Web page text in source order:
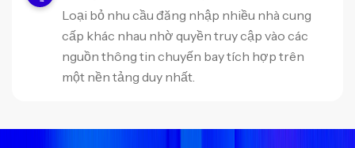
Loại bỏ nhu cầu đăng nhập nhiều nhà cung
cấp khác nhau nhờ quyền truy cập vào các
nguồn thông tin chuyến bay tích hợp trên
một nền tảng duy nhất.